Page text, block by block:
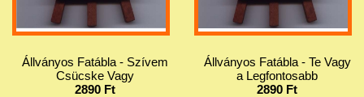
Állványos Fatábla - Szívem
Csücske Vagy
2890 Ft
Állványos Fatábla - Te Vagy
a Legfontosabb
2890 Ft